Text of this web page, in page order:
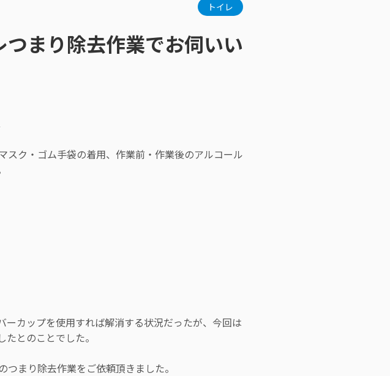
トイレ
まり除去作業でお伺いい
ク・ゴム手袋の着用、作業前・作業後のアルコール
カップを使用すれば解消する状況だったが、今回は
とのことでした。
まり除去作業をご依頼頂きました。